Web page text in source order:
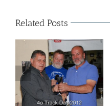
Related Posts
11ο Italian Classic Run
(14/10/2012)